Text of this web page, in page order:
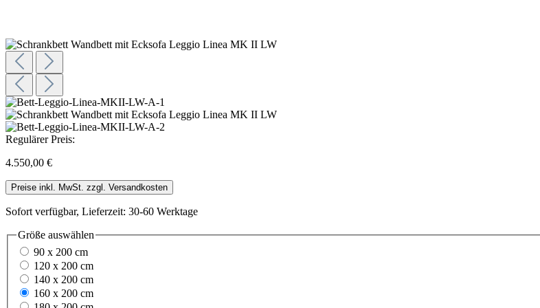
Regulärer Preis:
4.550,00 €
Preise inkl. MwSt. zzgl. Versandkosten
Sofort verfügbar, Lieferzeit: 30-60 Werktage
Größe auswählen
90 x 200 cm
120 x 200 cm
140 x 200 cm
160 x 200 cm